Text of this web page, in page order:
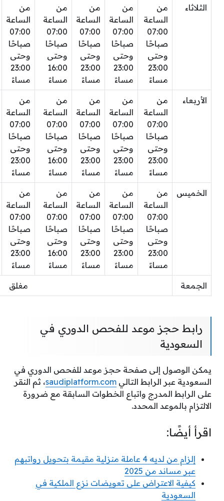
الثلاثاء
من
الساعة
07:00
صباحًا
وحتى
23:00
مساءً
من
الساعة
07:00
صباحًا
وحتى
23:00
مساءً
من
الساعة
07:00
صباحًا
وحتى
23:00
مساءً
من
الساعة
07:00
صباحًا
وحتى
16:00
مساءً
من
الساعة
07:00
صباحًا
وحتى
23:00
مساءً
الأربعاء
من
الساعة
07:00
صباحًا
وحتى
23:00
مساءً
من
الساعة
07:00
صباحًا
وحتى
23:00
مساءً
من
الساعة
07:00
صباحًا
وحتى
23:00
مساءً
من
الساعة
07:00
صباحًا
وحتى
16:00
مساءً
من
الساعة
07:00
صباحًا
وحتى
23:00
مساءً
الخميس
من
الساعة
07:00
صباحًا
وحتى
23:00
مساءً
من
الساعة
07:00
صباحًا
وحتى
23:00
مساءً
من
الساعة
07:00
صباحًا
وحتى
23:00
مساءً
من
الساعة
07:00
صباحًا
وحتى
16:00
مساءً
من
الساعة
07:00
صباحًا
وحتى
23:00
مساءً
الجمعة مغلق
رابط حجز موعد للفحص الدوري في
السعودية
يمكن الوصول إلى صفحة حجز موعد للفحص الدوري في
السعودية عبر الرابط التالي saudiplatform.com، ثم النقر
على الرابط المدرج واتباع الخطوات السابقة مع ضرورة
الالتزام بالموعد المحدد.
اقرأ أيضًا:
إلزام من لديه 4 عاملة منزلية مقيمة بتحويل رواتبهم
عبر مساند من 2025
كيفية الاعتراض على تعويضات نزع الملكية في
السعودية